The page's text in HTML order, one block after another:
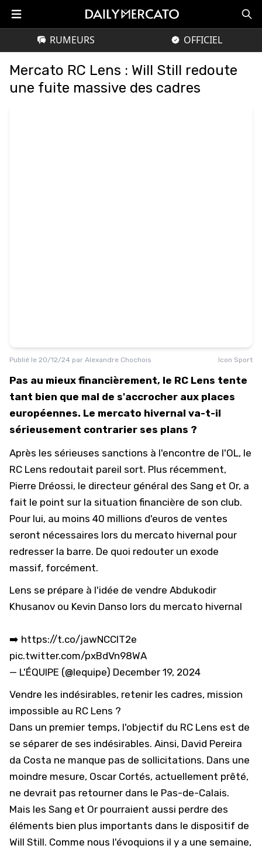
RUMEURS OFFICIEL
Mercato RC Lens : Will Still redoute
une fuite massive des cadres
Publié le 20/12/24 par Alexandre Chochois Icon Sport
Pas au mieux financièrement, le RC Lens tente
tant bien que mal de s'accrocher aux places
européennes. Le mercato hivernal va-t-il
sérieusement contrarier ses plans ?
Après les sérieuses sanctions à l'encontre de l'OL, le
RC Lens redoutait pareil sort. Plus récemment,
Pierre Dréossi, le directeur général des Sang et Or, a
fait le point sur la situation financière de son club.
Pour lui, au moins 40 millions d'euros de ventes
seront nécessaires lors du mercato hivernal pour
redresser la barre. De quoi redouter un exode
massif, forcément.
Lens se prépare à l'idée de vendre Abdukodir
Khusanov ou Kevin Danso lors du mercato hivernal
➡️ https://t.co/jawNCClT2e
pic.twitter.com/pxBdVn98WA
— L'ÉQUIPE (@lequipe) December 19, 2024
Vendre les indésirables, retenir les cadres, mission
impossible au RC Lens ?
Dans un premier temps, l'objectif du RC Lens est de
se séparer de ses indésirables. Ainsi, David Pereira
da Costa ne manque pas de sollicitations. Dans une
moindre mesure, Oscar Cortés, actuellement prêté,
ne devrait pas retourner dans le Pas-de-Calais.
Mais les Sang et Or pourraient aussi perdre des
éléments bien plus importants dans le dispositif de
Will Still. Comme nous l'évoquions il y a une semaine,